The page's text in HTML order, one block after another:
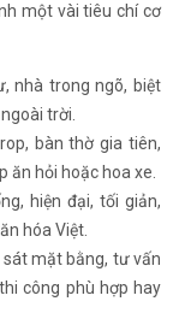
một vài tiêu chí cơ
nhà trong ngõ, biệt
trời.
bàn thờ gia tiên,
ăn hỏi hoặc hoa xe.
hiện đại, tối giản,
hóa Việt.
mặt bằng, tư vấn
công phù hợp hay